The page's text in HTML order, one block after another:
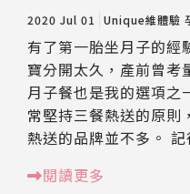
2020 Jul 01 Unique維體驗
有了第一胎坐月子的經
寶分開太久，產前曾考
月子餐也是我的選項之
常堅持三餐熱送的原則
熱送的品牌並不多。 記
閱讀更多